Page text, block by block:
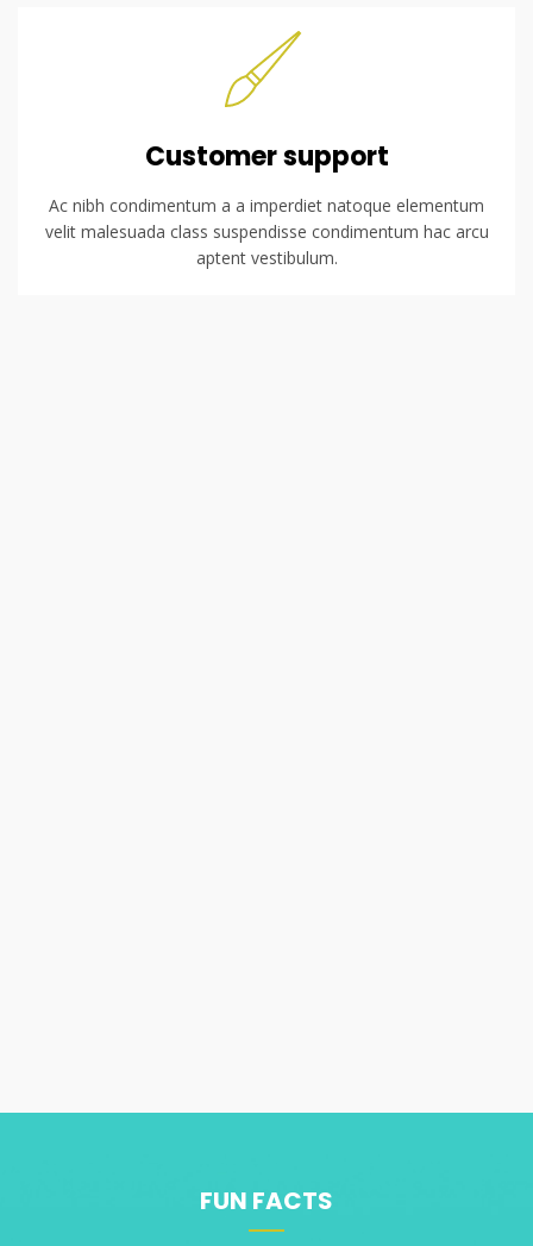
Customer support
Ac nibh condimentum a a imperdiet natoque elementum
velit malesuada class suspendisse condimentum hac arcu
aptent vestibulum.
FUN FACTS